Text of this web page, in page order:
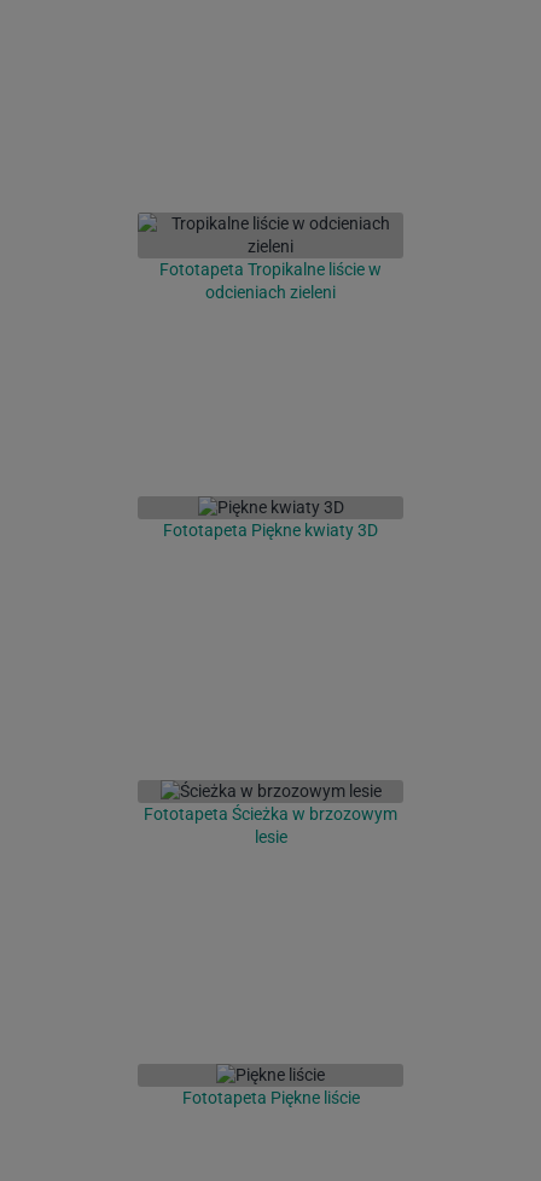
Fototapeta Tropikalne liście w
odcieniach zieleni
Fototapeta Piękne kwiaty 3D
Fototapeta Ścieżka w brzozowym
lesie
Fototapeta Piękne liście